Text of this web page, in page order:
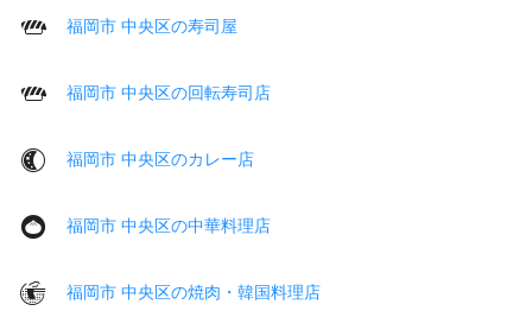
福岡市 中央区の寿司屋
福岡市 中央区の回転寿司店
福岡市 中央区のカレー店
福岡市 中央区の中華料理店
福岡市 中央区の焼肉・韓国料理店